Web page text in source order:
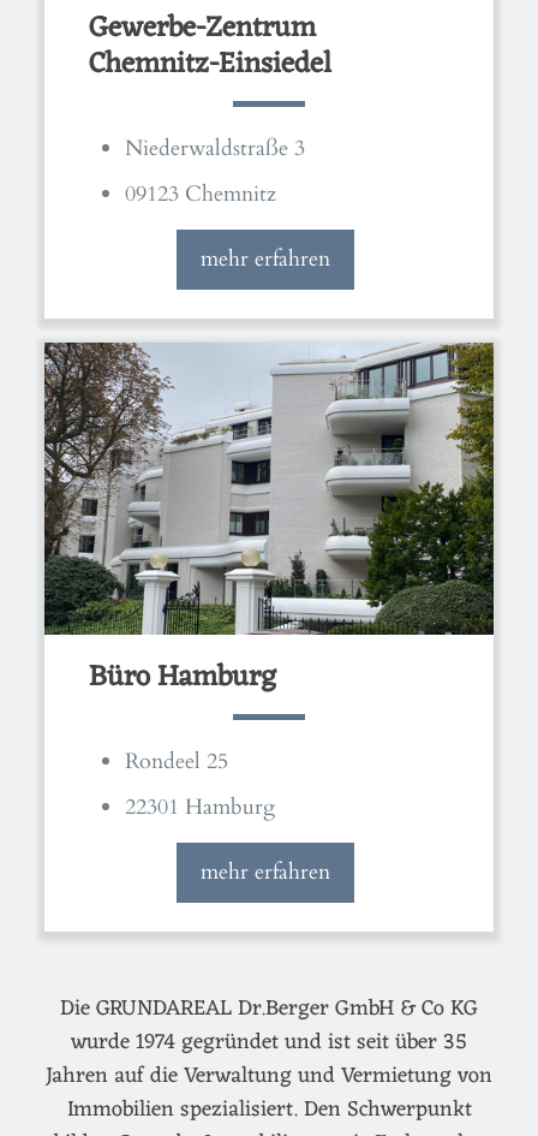
Gewerbe-Zentrum
Chemnitz-Einsiedel
Niederwaldstraße 3
09123 Chemnitz
mehr erfahren
Büro Hamburg
Rondeel 25
22301 Hamburg
mehr erfahren
Die GRUNDAREAL Dr.Berger GmbH & Co KG
wurde 1974 gegründet und ist seit über 35
Jahren auf die Verwaltung und Vermietung von
Immobilien spezialisiert. Den Schwerpunkt